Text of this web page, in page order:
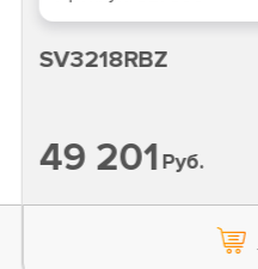
SV3218RBZ
49 201Руб.